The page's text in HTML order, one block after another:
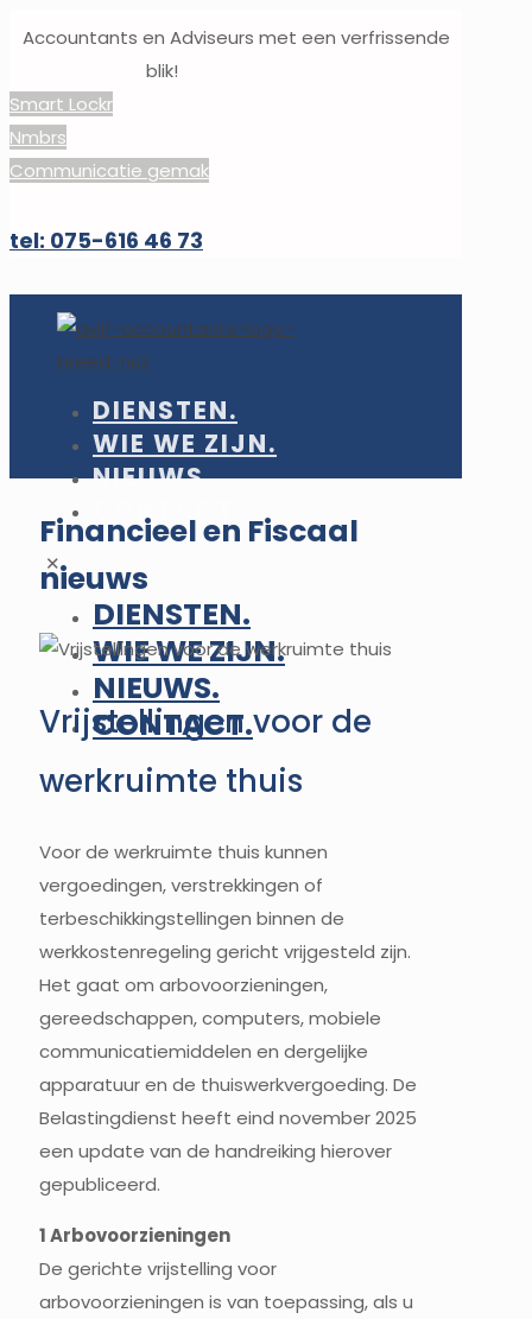
Accountants en Adviseurs met een verfrissende
blik!
Smart Lockr
Nmbrs
Communicatie gemak
tel: 075-616 46 73
DIENSTEN.
WIE WE ZIJN.
NIEUWS.
CONTACT.
✕
DIENSTEN.
WIE WE ZIJN.
NIEUWS.
CONTACT.
Financieel en Fiscaal
nieuws
Vrijstellingen voor de
werkruimte thuis
Voor de werkruimte thuis kunnen
vergoedingen, verstrekkingen of
terbeschikkingstellingen binnen de
werkkostenregeling gericht vrijgesteld zijn.
Het gaat om arbovoorzieningen,
gereedschappen, computers, mobiele
communicatiemiddelen en dergelijke
apparatuur en de thuiswerkvergoeding. De
Belastingdienst heeft eind november 2025
een update van de handreiking hierover
gepubliceerd.
1 Arbovoorzieningen
De gerichte vrijstelling voor
arbovoorzieningen is van toepassing, als u